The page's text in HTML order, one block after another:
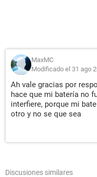
MaxMC
Modificado el 31 ago
Ah vale gracias por
hace que mi batería no
interfiere, porque mi
otro y no se que sea
Discusiones similares